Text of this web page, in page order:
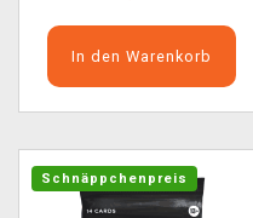
In den Warenkorb
Schnäppchenpreis